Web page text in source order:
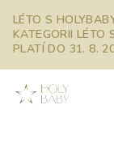
obsah
LÉTO S
KATEGORII LÉTO
PLATÍ DO 31. 8.